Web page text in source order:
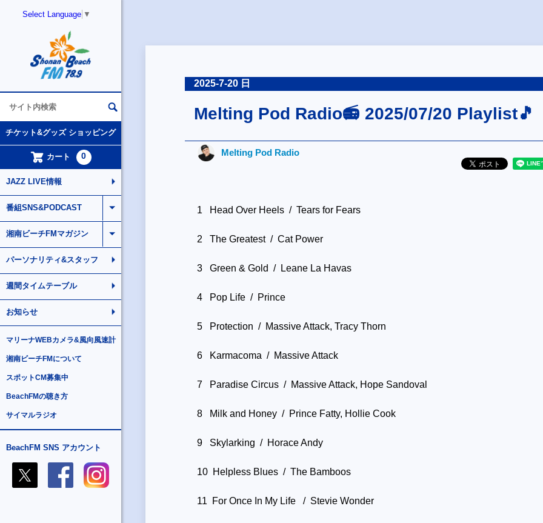
Select Language ▼
チケット&グッズ ショッピング
カート 0
JAZZ LIVE情報
番組SNS&PODCAST
湘南ビーチFMマガジン
パーソナリティ&スタッフ
週間タイムテーブル
お知らせ
マリーナWEBカメラ&風向風速計
湘南ビーチFMについて
スポットCM募集中
BeachFMの聴き方
サイマルラジオ
BeachFM SNS アカウント
2025-7-20 日
Melting Pod Radio📻 2025/07/20 Playlist🎵
Melting Pod Radio
1 Head Over Heels / Tears for Fears
2 The Greatest / Cat Power
3 Green & Gold / Leane La Havas
4 Pop Life / Prince
5 Protection / Massive Attack, Tracy Thorn
6 Karmacoma / Massive Attack
7 Paradise Circus / Massive Attack, Hope Sandoval
8 Milk and Honey / Prince Fatty, Hollie Cook
9 Skylarking / Horace Andy
10 Helpless Blues / The Bamboos
11 For Once In My Life / Stevie Wonder